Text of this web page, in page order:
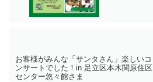
お客様がみんな「サンタさん」楽しいコ
ンサートでした！in 足立区本木関原住区
センター悠々館さま